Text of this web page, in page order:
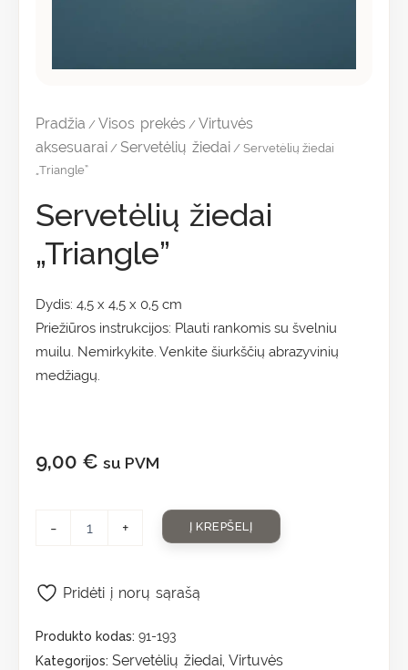
Pradžia /Visos prekės /Virtuvės
aksesuarai/Servetėlių žiedai/ Servetėlių žiedai
„Triangle”
Servetėlių žiedai
„Triangle”
Dydis: 4,5 x 4,5 x 0,5 cm
Priežiūros instrukcijos: Plauti rankomis su švelniu
muilu. Nemirkykite. Venkite šiurkščių abrazyvinių
medžiagų.
9,00 € su PVM
- + Į KREPŠELĮ
Produkto kodas: 91-193
Kategorijos: Servetėlių žiedai, Virtuvės
Pridėti į norų sąrašą